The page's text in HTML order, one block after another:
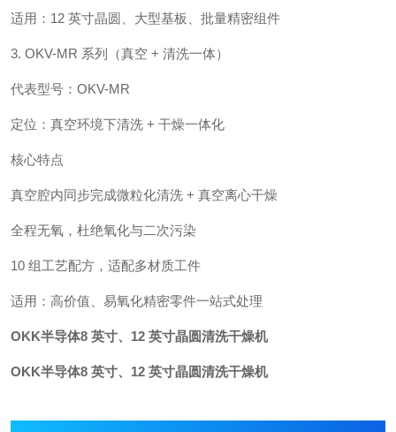
适用：12 英寸晶圆、大型基板、批量精密组件
3. OKV-MR 系列（真空 + 清洗一体）
代表型号：OKV-MR
定位：真空环境下清洗 + 干燥一体化
核心特点
真空腔内同步完成微粒化清洗 + 真空离心干燥
全程无氧，杜绝氧化与二次污染
10 组工艺配方，适配多材质工件
适用：高价值、易氧化精密零件一站式处理
OKK半导体8 英寸、12 英寸晶圆清洗干燥机
OKK半导体8 英寸、12 英寸晶圆清洗干燥机